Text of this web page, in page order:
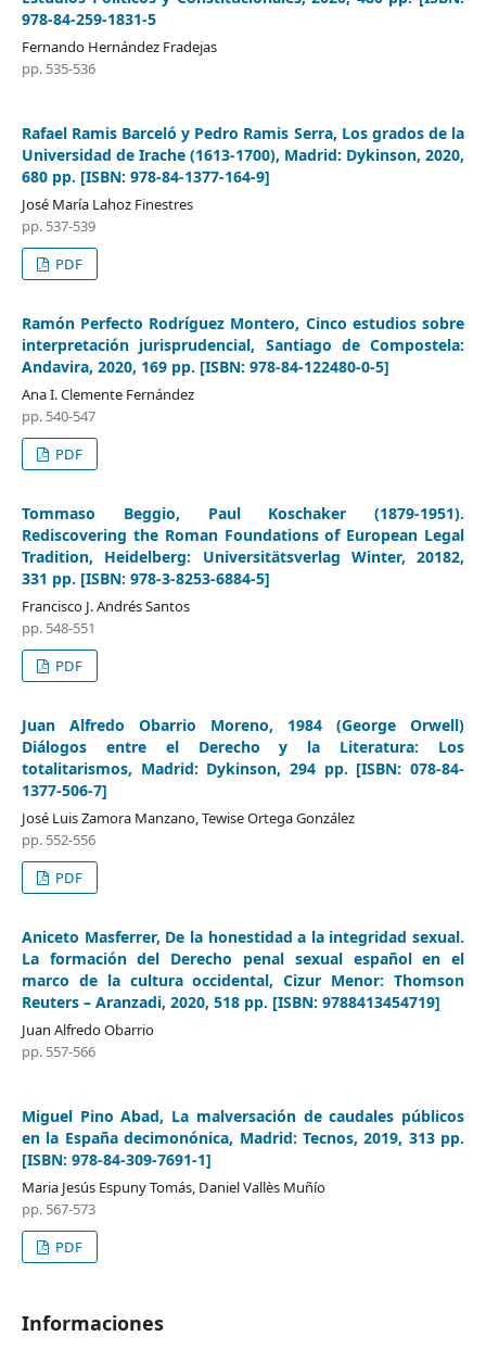
978-84-259-1831-5
Fernando Hernández Fradejas
pp. 535-536
Rafael Ramis Barceló y Pedro Ramis Serra, Los grados de la
Universidad de Irache (1613-1700), Madrid: Dykinson, 2020,
680 pp. [ISBN: 978-84-1377-164-9]
José María Lahoz Finestres
pp. 537-539
PDF
Ramón Perfecto Rodríguez Montero, Cinco estudios sobre
interpretación jurisprudencial, Santiago de Compostela:
Andavira, 2020, 169 pp. [ISBN: 978-84-122480-0-5]
Ana I. Clemente Fernández
pp. 540-547
PDF
Tommaso Beggio, Paul Koschaker (1879-1951).
Rediscovering the Roman Foundations of European Legal
Tradition, Heidelberg: Universitätsverlag Winter, 20182,
331 pp. [ISBN: 978-3-8253-6884-5]
Francisco J. Andrés Santos
pp. 548-551
PDF
Juan Alfredo Obarrio Moreno, 1984 (George Orwell)
Diálogos entre el Derecho y la Literatura: Los
totalitarismos, Madrid: Dykinson, 294 pp. [ISBN: 078-84-
1377-506-7]
José Luis Zamora Manzano, Tewise Ortega González
pp. 552-556
PDF
Aniceto Masferrer, De la honestidad a la integridad sexual.
La formación del Derecho penal sexual español en el
marco de la cultura occidental, Cizur Menor: Thomson
Reuters – Aranzadi, 2020, 518 pp. [ISBN: 9788413454719]
Juan Alfredo Obarrio
pp. 557-566
Miguel Pino Abad, La malversación de caudales públicos
en la España decimonónica, Madrid: Tecnos, 2019, 313 pp.
[ISBN: 978-84-309-7691-1]
Maria Jesús Espuny Tomás, Daniel Vallès Muñío
pp. 567-573
PDF
Informaciones